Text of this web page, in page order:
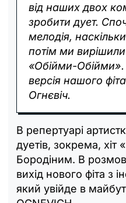
від наших двох
зробити дует.
мелодія,
потім ми
«Обійми-
версія нашого
Огнєвіч.
В репертуарі
дуетів, зокрема,
Бородіним. В
вихід нового фіта з
який увійде в